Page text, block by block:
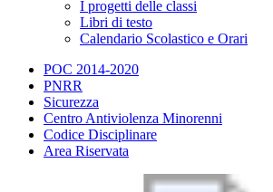
I progetti delle classi
Libri di testo
Calendario Scolastico e Orari
POC 2014-2020
PNRR
Sicurezza
Centro Antiviolenza Minorenni
Codice Disciplinare
Area Riservata